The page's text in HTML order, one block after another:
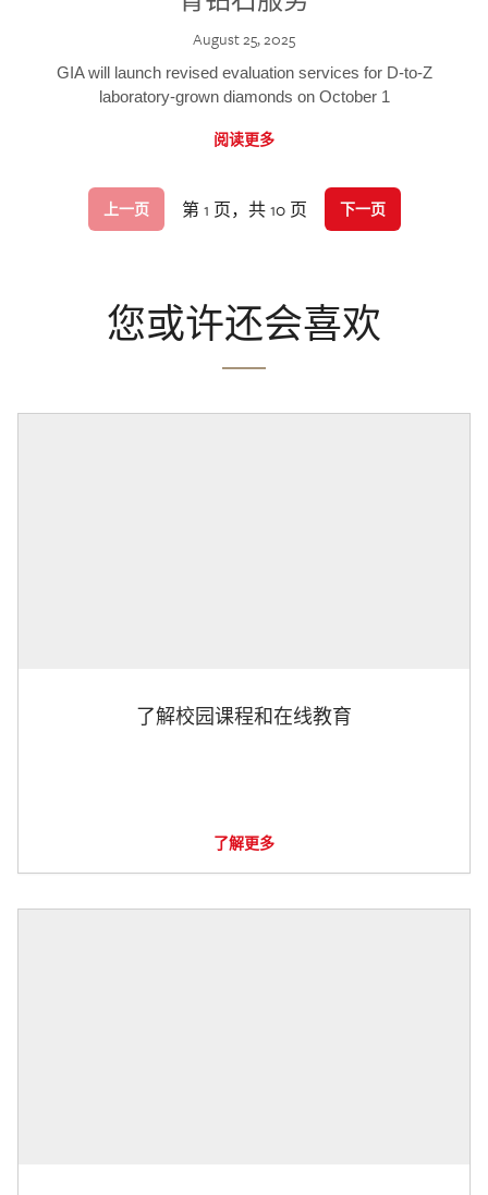
August 25, 2025
GIA will launch revised evaluation services for D-to-Z
laboratory-grown diamonds on October 1
阅读更多
上一页 第 1 页，共 10 页 下一页
您或许还会喜欢
了解校园课程和在线教育
了解更多